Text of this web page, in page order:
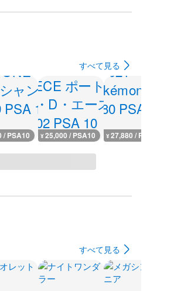
すべて見る
/ PSA10 ¥25,000 / PSA10 ¥27,880 / PSA10
すべて見る